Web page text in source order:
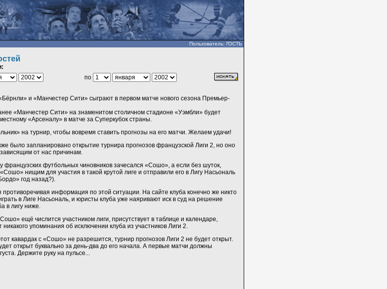
Пользователь: ГОСТЬ
по
и «Манчестер Сити» сыграют в первом матче нового сезона Премьер-
«Манчестер Сити» на знаменитом столичном стадионе «Уэмбли» будет
«Арсеналу» в матче за Суперкубок страны.
на турнир, чтобы вовремя ставить прогнозы на его матчи. Желаем удачи!
было запланировано открытие турнира прогнозов французской Лиги 2, но оно
от нас причинам.
французских футбольных чиновников зачесался «Сошо», а если без шуток,
нищим для участия в такой крутой лиге и отправили его в Лигу Насьональ
год назад?).
противоречивая информация по этой ситуации. На сайте клуба конечно же никто
в Лиге Насьональ, и юристы клуба уже наяривают иск в суд на решение
в лигу ниже.
ещё числится участником лиги, присутствует в таблице и календаре,
никакого упоминания об исключении клуба из участников Лиги 2.
кавардак с «Сошо» не разрешится, турнир прогнозов Лиги 2 не будет открыт.
открыт буквально за день-два до его начала. А первые матчи должны
Держите руку на пульсе...